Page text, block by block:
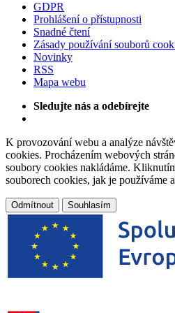
GDPR
Prohlášení o přístupnosti
Snadné čtení
Zásady používání souborů
Novinky
RSS
Mapa webu
Sledujte nás a odebírejte
K provozování webu a analýze
cookies. Procházením webových
soubory cookies nakládáme.
souborech cookies, jak je používáme
Odmítnout Souhlasím